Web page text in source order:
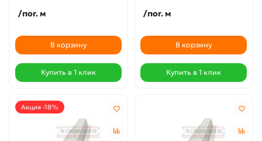
/пог. м
В корзину
Купить в 1 клик
/пог. м
В корзину
Купить в 1 клик
Акция -18%